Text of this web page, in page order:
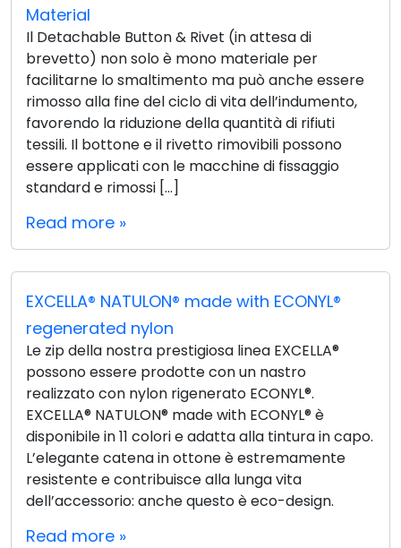
Material
Il Detachable Button & Rivet (in attesa di
brevetto) non solo è mono materiale per
facilitarne lo smaltimento ma può anche essere
rimosso alla fine del ciclo di vita dell’indumento,
favorendo la riduzione della quantità di rifiuti
tessili. Il bottone e il rivetto rimovibili possono
essere applicati con le macchine di fissaggio
standard e rimossi […]
Read more »
EXCELLA® NATULON® made with ECONYL®
regenerated nylon
Le zip della nostra prestigiosa linea EXCELLA®
possono essere prodotte con un nastro
realizzato con nylon rigenerato ECONYL®.
EXCELLA® NATULON® made with ECONYL® è
disponibile in 11 colori e adatta alla tintura in capo.
L’elegante catena in ottone è estremamente
resistente e contribuisce alla lunga vita
dell’accessorio: anche questo è eco-design.
Read more »